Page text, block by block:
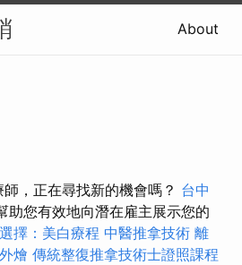
About
，正在尋找新的機會嗎？ 台中
助您有效地向潛在雇主展示您的
擇：美白療程 中醫推拿技術 離
燴 傳統整復推拿技術士證照課程